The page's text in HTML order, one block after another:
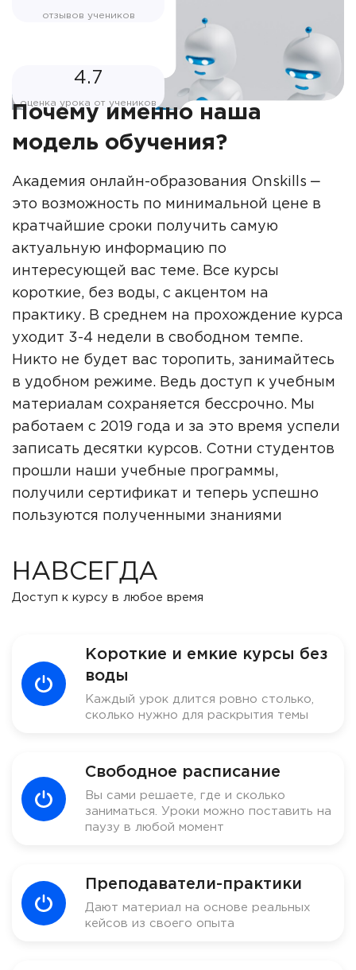
отзывов учеников
4.7
оценка урока от учеников
Почему именно наша
модель обучения?
Академия онлайн-образования Onskills ‒
это возможность по минимальной цене в
кратчайшие сроки получить самую
актуальную информацию по
интересующей вас теме. Все курсы
короткие, без воды, с акцентом на
практику. В среднем на прохождение курса
уходит 3-4 недели в свободном темпе.
Никто не будет вас торопить, занимайтесь
в удобном режиме. Ведь доступ к учебным
материалам сохраняется бессрочно. Мы
работаем с 2019 года и за это время успели
записать десятки курсов. Сотни студентов
прошли наши учебные программы,
получили сертификат и теперь успешно
пользуются полученными знаниями
НАВСЕГДА
Доступ к курсу в любое время
Короткие и емкие курсы без
воды
Каждый урок длится ровно столько,
сколько нужно для раскрытия темы
Свободное расписание
Вы сами решаете, где и сколько
заниматься. Уроки можно поставить на
паузу в любой момент
Преподаватели-практики
Дают материал на основе реальных
кейсов из своего опыта